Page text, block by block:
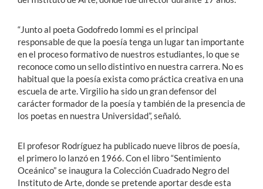
“Junto al poeta Godofredo Iommi es el principal
responsable de que la poesía tenga un lugar tan importante
en el proceso formativo de nuestros estudiantes, lo que se
reconoce como un sello distintivo en nuestra carrera. No es
habitual que la poesía exista como práctica creativa en una
escuela de arte. Virgilio ha sido un gran defensor del
carácter formador de la poesía y también de la presencia de
los poetas en nuestra Universidad”, señaló.
El profesor Rodríguez ha publicado nueve libros de poesía,
el primero lo lanzó en 1966. Con el libro “Sentimiento
Oceánico” se inaugura la Colección Cuadrado Negro del
Instituto de Arte, donde se pretende aportar desde esta